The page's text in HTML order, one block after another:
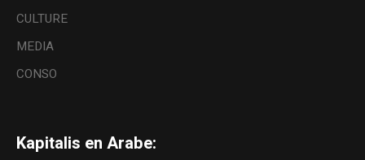
CULTURE
MEDIA
CONSO
Kapitalis en Arabe: